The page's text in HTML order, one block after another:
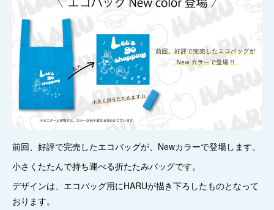
前回、好評で完売したエコバッグが、Newカラーで登場します。
小さくたたんで持ち運べる折たたみバッグです。
デザインは、エコバッグ用にHARUが描き下ろしたものとなって
おります。